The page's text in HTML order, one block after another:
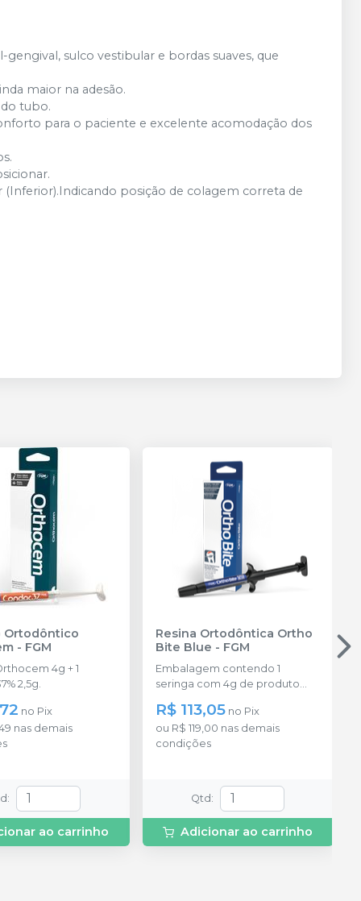
sulco vestibular e bordas suaves, que
maior na adesão.
tubo.
para o paciente e excelente acomodação dos
posição de colagem correta de
Ortodôntico
- FGM
4g + 1
2,5g.
no Pix
nas demais
:
ao carrinho
Resina Ortodôntica Ortho
Bite Blue - FGM
Embalagem contendo 1
seringa com 4g de produto
R$ 113,05 no Pix
ou R$ 119,00 nas demais
condições
Qtd :
Adicionar ao carrinho